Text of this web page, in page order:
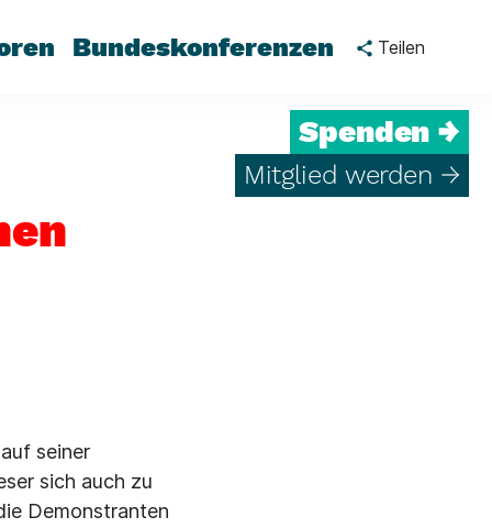
Bundeskonferenzen Teilen
Spenden →
Mitglied werden →
seiner
sich auch zu
Demonstranten